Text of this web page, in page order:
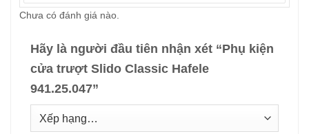
Chưa có đánh giá nào.
Hãy là người đầu tiên nhận xét “Phụ kiện
cửa trượt Slido Classic Hafele
941.25.047”